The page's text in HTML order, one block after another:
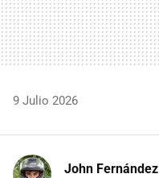
9 Julio 2026
John Fernández